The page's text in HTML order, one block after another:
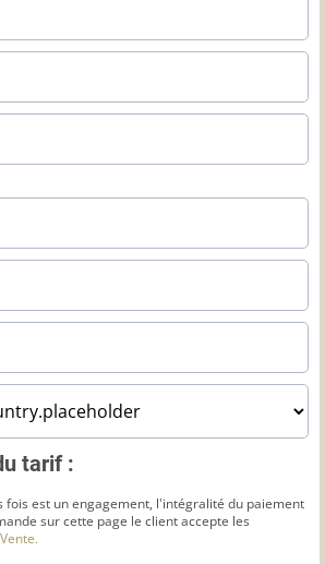
tarif :
fois est un engagement, l'intégralité du paiement
sur cette page le client accepte les